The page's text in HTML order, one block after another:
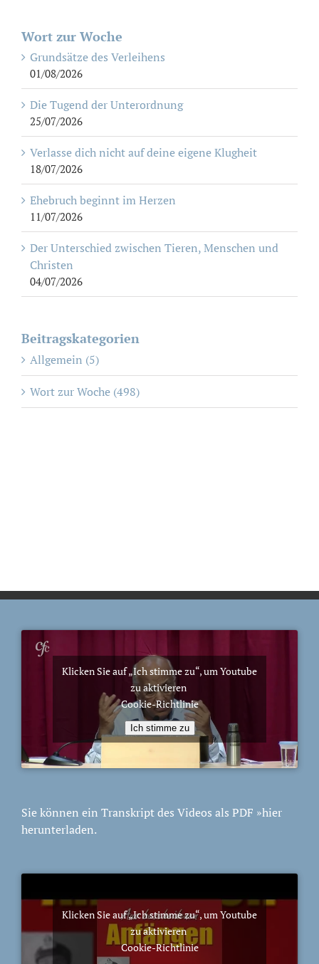
Wort zur Woche
Grundsätze des Verleihens
01/08/2026
Die Tugend der Unterordnung
25/07/2026
Verlasse dich nicht auf deine eigene Klugheit
18/07/2026
Ehebruch beginnt im Herzen
11/07/2026
Der Unterschied zwischen Tieren, Menschen und
Christen
04/07/2026
Beitragskategorien
Allgemein (5)
Wort zur Woche (498)
Klicken Sie auf „Ich stimme zu“, um Youtube
zu aktivieren
Cookie-Richtlinie
Ich stimme zu
Sie können ein Transkript des Videos als PDF »hier
herunterladen.
Klicken Sie auf „Ich stimme zu“, um Youtube
zu aktivieren
Cookie-Richtlinie